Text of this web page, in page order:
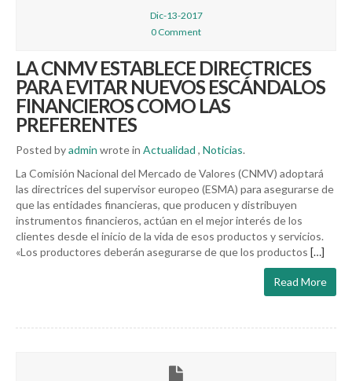
Dic-13-2017
0 Comment
LA CNMV ESTABLECE DIRECTRICES
PARA EVITAR NUEVOS ESCÁNDALOS
FINANCIEROS COMO LAS
PREFERENTES
Posted byadmin wrote in Actualidad , Noticias.
La Comisión Nacional del Mercado de Valores (CNMV) adoptará
las directrices del supervisor europeo (ESMA) para asegurarse de
que las entidades financieras, que producen y distribuyen
instrumentos financieros, actúan en el mejor interés de los
clientes desde el inicio de la vida de esos productos y servicios.
«Los productores deberán asegurarse de que los productos […]
Read More